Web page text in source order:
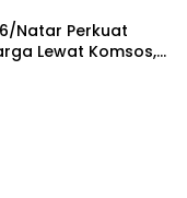
Natar Perkuat
Lewat Komsos,
Tegineneng